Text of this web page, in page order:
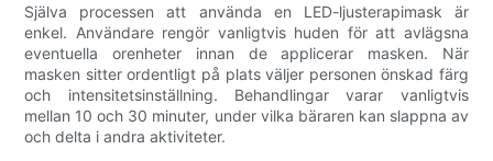
Själva processen att använda en LED-ljusterapimask är
enkel. Användare rengör vanligtvis huden för att avlägsna
eventuella orenheter innan de applicerar masken. När
masken sitter ordentligt på plats väljer personen önskad färg
och intensitetsinställning. Behandlingar varar vanligtvis
mellan 10 och 30 minuter, under vilka bäraren kan slappna av
och delta i andra aktiviteter.